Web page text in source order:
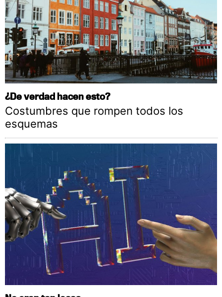
¿De verdad hacen esto?
Costumbres que rompen todos los
esquemas